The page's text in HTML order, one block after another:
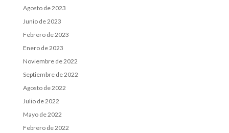
Agosto de 2023
Junio de 2023
Febrero de 2023
Enero de 2023
Noviembre de 2022
Septiembre de 2022
Agosto de 2022
Julio de 2022
Mayo de 2022
Febrero de 2022